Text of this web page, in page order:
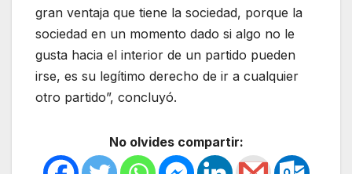
gran ventaja que tiene la sociedad, porque la
sociedad en un momento dado si algo no le
gusta hacia el interior de un partido pueden
irse, es su legítimo derecho de ir a cualquier
otro partido”, concluyó.
No olvides compartir: